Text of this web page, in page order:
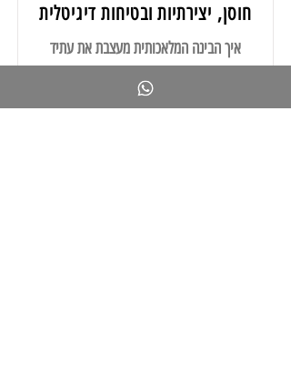
חוסן, יצירתיות ובטיחות דיגיטלית
איך הבינה המלאכותית מעצבת את עתיד
בסדנה מעשית המבוססת על הספר